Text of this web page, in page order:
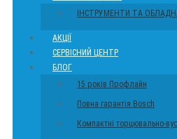
ІНСТРУМЕНТИ ТА
АКЦІЇ
СЕРВІСНИЙ ЦЕНТР
БЛОГ
15 років Профлайн
Повна гарантія Bosch
Компактні торцювально-